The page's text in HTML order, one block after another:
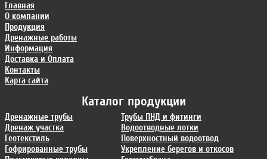
Каталог продукции
Дренажные трубы
Дренаж участка
Геотекстиль
Гофрированные трубы
Трубы ПНД и фитинги
Водоотводные лотки
Поверхностный водоотвод
Укрепление берегов и откосов
Главная
О компании
Продукция
Дренажные работы
Информация
Доставка и Оплата
Контакты
Карта сайта